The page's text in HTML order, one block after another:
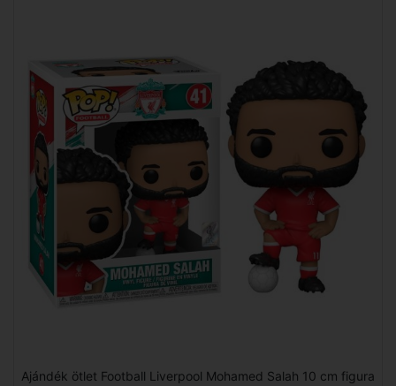
Ajándék ötlet Football Liverpool Mohamed Salah 10 cm figura